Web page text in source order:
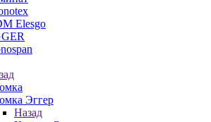
Elesgo
Эггер
Назад